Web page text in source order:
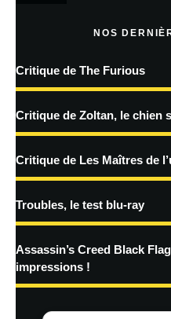
traitées
NOS
Critique de The Furious
Critique de Zoltan, le chien
Critique de Les Maîtres de
Troubles, le test blu-ray
Assassin’s Creed Black
impressions !